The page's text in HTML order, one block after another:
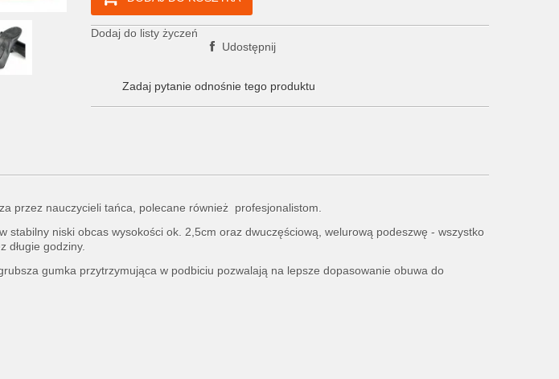
Dodaj do listy życzeń
Udostępnij
Zadaj pytanie odnośnie tego produktu
przez nauczycieli tańca, polecane również profesjonalistom.
stabilny niski obcas wysokości ok. 2,5cm oraz dwuczęściową, welurową podeszwę - wszystko
długie godziny.
gumka przytrzymująca w podbiciu pozwalają na lepsze dopasowanie obuwa do